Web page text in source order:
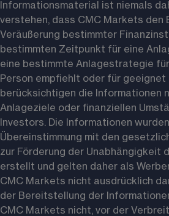
Informationsmaterial ist niemals
verstehen, dass CMC Markets den
Veräußerung bestimmter
bestimmten Zeitpunkt für eine
eine bestimmte Anlagestrategie
Person empfiehlt oder für geeignet
berücksichtigen die Informationen
Anlageziele oder finanziellen
Investors. Die Informationen
Übereinstimmung mit den
zur Förderung der Unabhängigkeit
erstellt und gelten daher als
CMC Markets nicht ausdrücklich
der Bereitstellung der
CMC Markets nicht, vor der